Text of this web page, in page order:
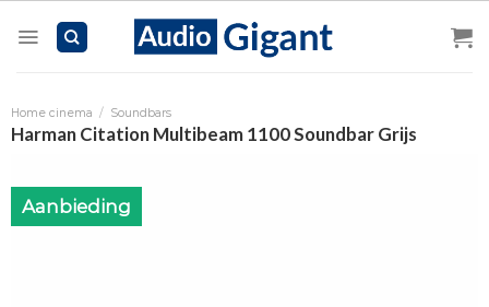
Home cinema / Soundbars
Harman Citation Multibeam 1100 Soundbar Grijs
Aanbieding